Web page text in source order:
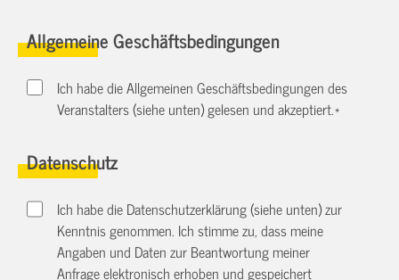
Allgemeine Geschäftsbedingungen
Ich habe die Allgemeinen Geschäftsbedingungen des
Veranstalters (siehe unten) gelesen und akzeptiert.*
Datenschutz
Ich habe die Datenschutzerklärung (siehe unten) zur
Kenntnis genommen. Ich stimme zu, dass meine
Angaben und Daten zur Beantwortung meiner
Anfrage elektronisch erhoben und gespeichert